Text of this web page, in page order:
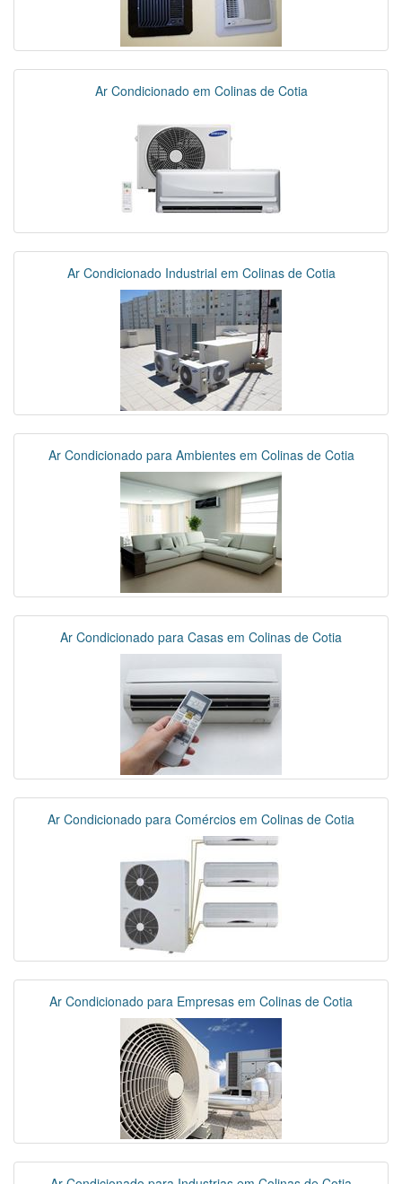
Ar Condicionado em Colinas de Cotia
Ar Condicionado Industrial em Colinas de Cotia
Ar Condicionado para Ambientes em Colinas de Cotia
Ar Condicionado para Casas em Colinas de Cotia
Ar Condicionado para Comércios em Colinas de Cotia
Ar Condicionado para Empresas em Colinas de Cotia